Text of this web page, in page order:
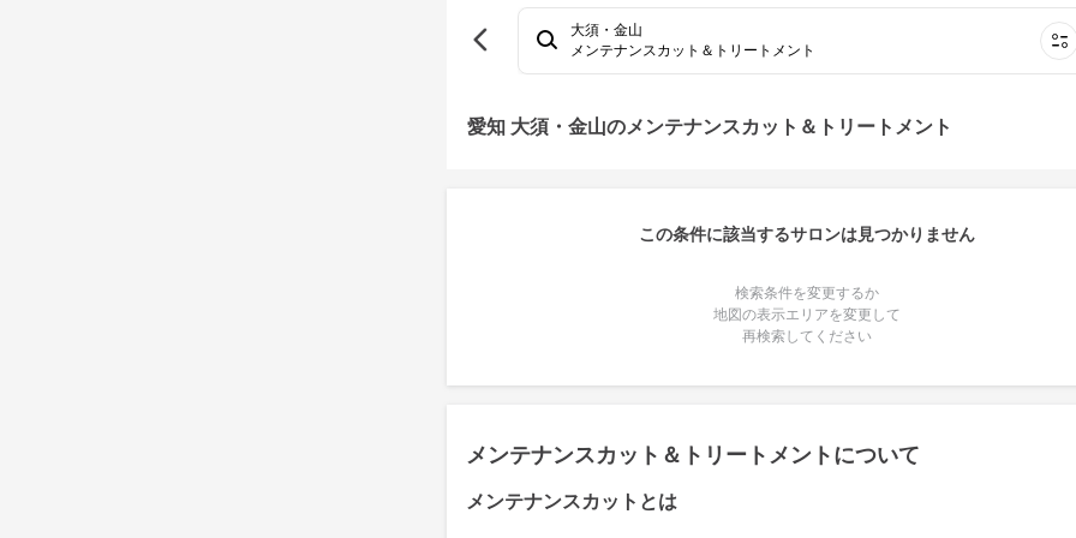
大須・金山
メンテナンスカット＆トリートメント
愛知 大須・金山のメンテナンスカット＆トリートメント
この条件に該当するサロンは見つかりません
検索条件を変更するか
地図の表示エリアを変更して
再検索してください
メンテナンスカット＆トリートメントについて
メンテナンスカットとは